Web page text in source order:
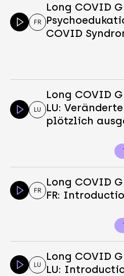
FR
Long COVID
COVID
LU
Long COVID
LU:
plötzlich
FR
Long COVID
FR:
LU
Long COVID
LU: